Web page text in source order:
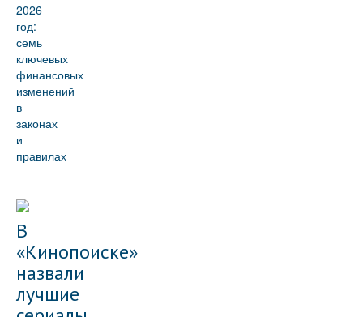
2026
год:
семь
ключевых
финансовых
изменений
в
законах
и
правилах
В
«Кинопоиске»
назвали
лучшие